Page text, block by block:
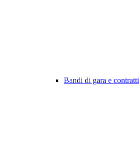
Bandi di gara e contratti